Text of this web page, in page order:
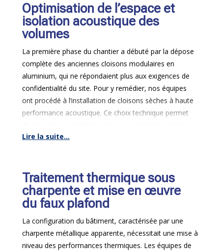
Optimisation de l’espace et
isolation acoustique des
volumes
La première phase du chantier a débuté par la dépose
complète des anciennes cloisons modulaires en
aluminium, qui ne répondaient plus aux exigences de
confidentialité du site. Pour y remédier, nos équipes
ont procédé à l’installation de cloisons sèches à haute
performance acoustique. Ce choix technique permet
différents bureaux administratifs.
intérieures spécifiques a été intégrée, incluant
notamment des portes à galandage qui s’effacent
directement dans les cloisons lors de leur ouverture.
Lire la suite...
Traitement thermique sous
charpente et mise en œuvre
du faux plafond
La configuration du bâtiment, caractérisée par une
charpente métallique apparente, nécessitait une mise à
niveau des performances thermiques. Les équipes de